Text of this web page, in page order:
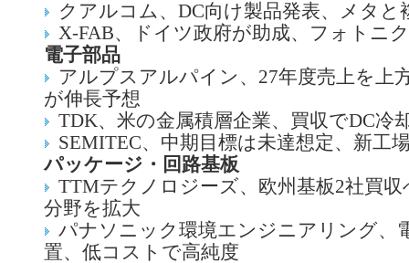
クアルコム、DC向け製品発表、メタと
X-FAB、ドイツ政府が助成、フォトニ
電子部品
アルプスアルパイン、27年度売上を上
が伸長予想
TDK、米の金属積層企業、買収でDC冷
SEMITEC、中期目標は未達想定、新工
パッケージ・回路基板
TTMテクノロジーズ、欧州基板2社買収
分野を拡大
パナソニック環境エンジニアリング、
置、低コストで高純度